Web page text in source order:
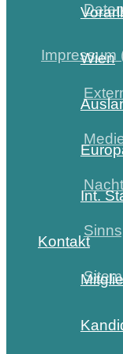
Impressum
Wien
Int.
Kontakt